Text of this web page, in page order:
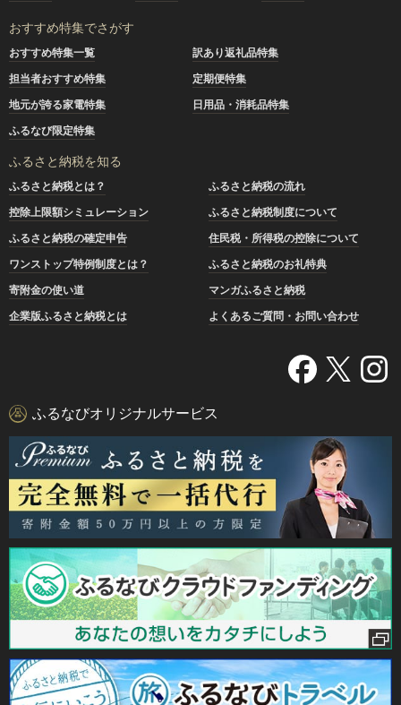
おすすめ特集でさがす
おすすめ特集一覧
訳あり返礼品特集
担当者おすすめ特集
定期便特集
地元が誇る家電特集
日用品・消耗品特集
ふるなび限定特集
ふるさと納税を知る
ふるさと納税とは？
ふるさと納税の流れ
控除上限額シミュレーション
ふるさと納税制度について
ふるさと納税の確定申告
住民税・所得税の控除について
ワンストップ特例制度とは？
ふるさと納税のお礼特典
寄附金の使い道
マンガふるさと納税
企業版ふるさと納税とは
よくあるご質問・お問い合わせ
ふるなびオリジナルサービス